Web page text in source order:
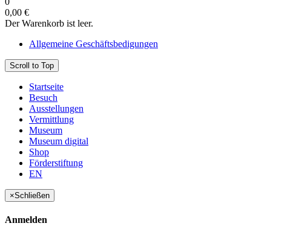
0,00 €
Der Warenkorb ist leer.
Allgemeine Geschäftsbedigungen
Scroll to Top
Startseite
Besuch
Ausstellungen
Vermittlung
Museum
Museum digital
Shop
Förderstiftung
EN
×Schließen
Anmelden